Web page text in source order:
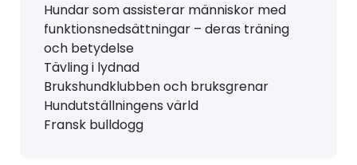
Hundar som assisterar människor med
funktionsnedsättningar – deras träning
och betydelse
Tävling i lydnad
Brukshundklubben och bruksgrenar
Hundutställningens värld
Fransk bulldogg